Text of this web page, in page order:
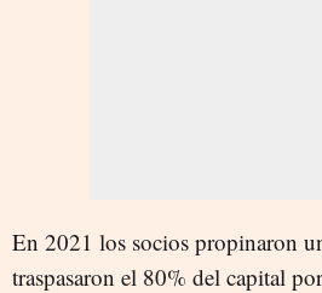
En 2021 los socios propinaron
traspasaron el 80% del capital